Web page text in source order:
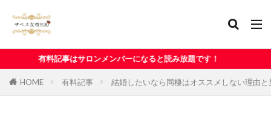
ンメンバーになると読み放題です！
HOME 有料記事 結婚したいなら同棲はオススメしない理由と